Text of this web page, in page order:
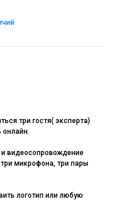
три гостя( эксперта)
онлайн.
и видеосопровождение
микрофона, три пары
логотип или любую